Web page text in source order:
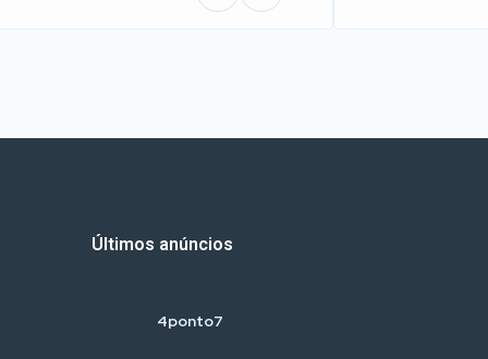
Últimos anúncios
4ponto7